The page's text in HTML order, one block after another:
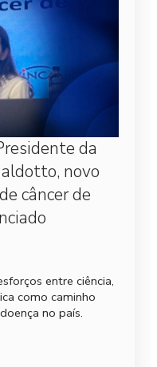
da
novo
câncer de
entre ciência,
como caminho
no país.